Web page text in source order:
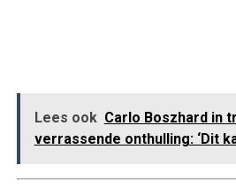
Lees ook Carlo Boszhard in
verrassende onthulling: ‘Dit